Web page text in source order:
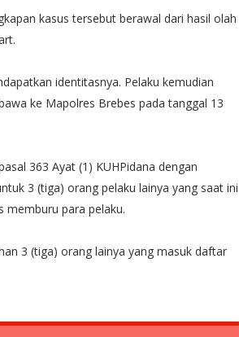
kasus tersebut berawal dari hasil olah
identitasnya. Pelaku kemudian
ke Mapolres Brebes pada tanggal 13
363 Ayat (1) KUHPidana dengan
3 (tiga) orang pelaku lainya yang saat ini
memburu para pelaku.
3 (tiga) orang lainya yang masuk daftar